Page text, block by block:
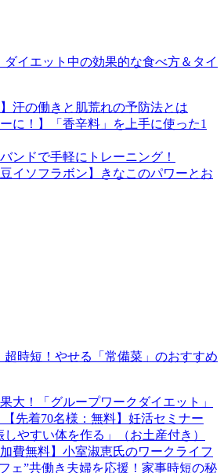
ダイエット中の効果的な食べ方＆タイ
汗の働きと肌荒れの予防法とは
に！】「香辛料」を上手に使った1
ンドで手軽にトレーニング！
イソフラボン】きなこのパワーとお
超時短！やせる「常備菜」のおすすめ
大！「グループワークダイエット」
【先着70名様：無料】妊活セミナー
しやすい体を作る」（お土産付き）
費無料】小室淑恵氏のワークライフ
ェ”共働き夫婦を応援！家事時短の秘